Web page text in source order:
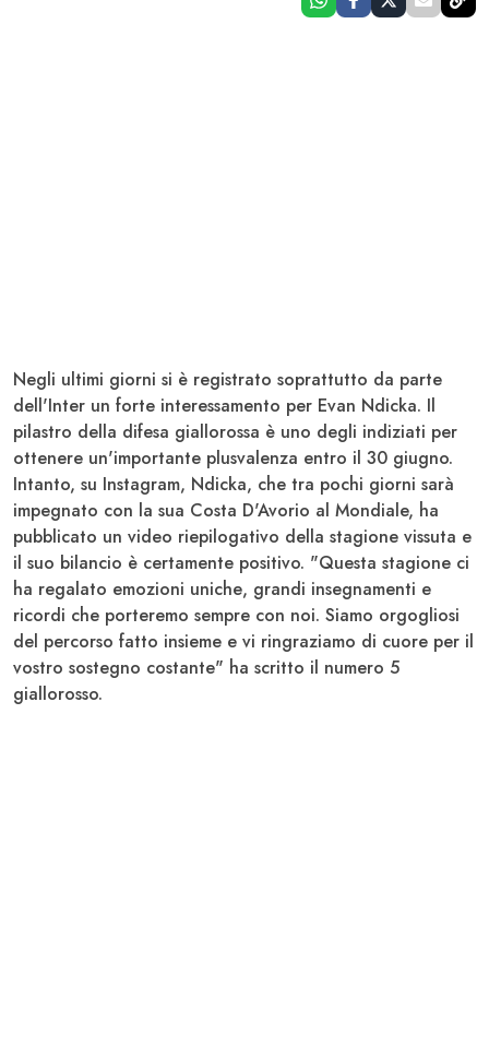
Negli ultimi giorni si è registrato soprattutto da parte
dell'Inter un forte interessamento per Evan Ndicka. Il
pilastro della difesa giallorossa è uno degli indiziati per
ottenere un'importante plusvalenza entro il 30 giugno.
Intanto, su Instagram, Ndicka, che tra pochi giorni sarà
impegnato con la sua Costa D'Avorio al Mondiale, ha
pubblicato un video riepilogativo della stagione vissuta e
il suo bilancio è certamente positivo. "Questa stagione ci
ha regalato emozioni uniche, grandi insegnamenti e
ricordi che porteremo sempre con noi. Siamo orgogliosi
del percorso fatto insieme e vi ringraziamo di cuore per il
vostro sostegno costante" ha scritto il numero 5
giallorosso.